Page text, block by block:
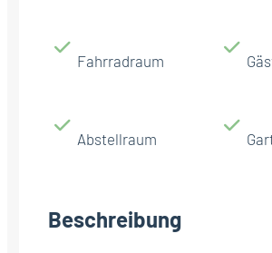
Fahrradraum
Abstellraum
Beschreibung